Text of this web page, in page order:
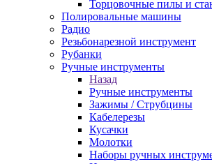
Торцовочные пилы и
Полировальные машины
Радио
Резьбонарезной инструмент
Рубанки
Ручные инструменты
Назад
Ручные инструменты
Зажимы / Струбцины
Кабелерезы
Кусачки
Молотки
Наборы ручных